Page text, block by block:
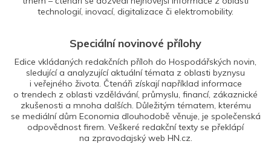
technologií, inovací, digitalizace či elektromobility.
Speciální novinové přílohy
Edice vkládaných redakčních příloh do Hospodářských novin,
sledující a analyzující aktuální témata z oblasti byznysu
i veřejného života. Čtenáři získají například informace
o trendech z oblasti vzdělávání, průmyslu, financí, zákaznické
zkušenosti a mnoha dalších. Důležitým tématem, kterému
se mediální dům Economia dlouhodobě věnuje, je společenská
odpovědnost firem. Veškeré redakční texty se překlápí
na zpravodajský web HN.cz.